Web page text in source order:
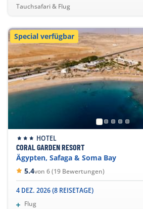
Tauchsafari & Flug
Special verfügbar
HOTEL
CORAL GARDEN RESORT
Ägypten, Safaga & Soma Bay
5.4von 6 (19 Bewertungen)
4 DEZ. 2026 (8 REISETAGE)
Flug